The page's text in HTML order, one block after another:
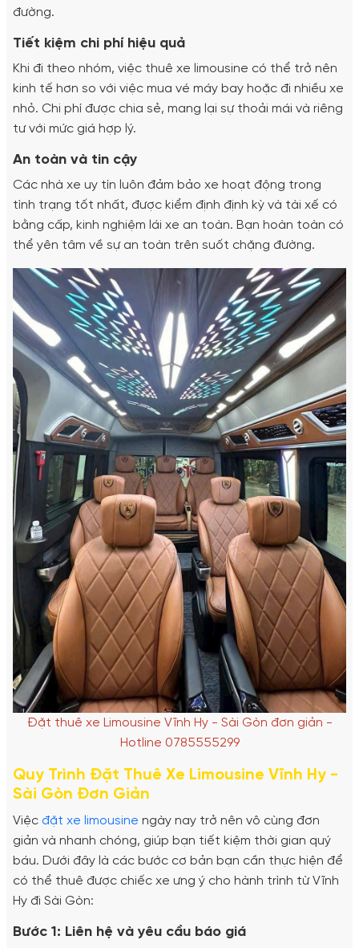
đường.
Tiết kiệm chi phí hiệu quả
Khi đi theo nhóm, việc thuê xe limousine có thể trở nên
kinh tế hơn so với việc mua vé máy bay hoặc đi nhiều xe
nhỏ. Chi phí được chia sẻ, mang lại sự thoải mái và riêng
tư với mức giá hợp lý.
An toàn và tin cậy
Các nhà xe uy tín luôn đảm bảo xe hoạt động trong
tình trạng tốt nhất, được kiểm định định kỳ và tài xế có
bằng cấp, kinh nghiệm lái xe an toàn. Bạn hoàn toàn có
thể yên tâm về sự an toàn trên suốt chặng đường.
Đặt thuê xe Limousine Vĩnh Hy - Sài Gòn đơn giản -
Hotline 0785555299
Quy Trình Đặt Thuê Xe Limousine Vĩnh Hy -
Sài Gòn Đơn Giản
Việc đặt xe limousine ngày nay trở nên vô cùng đơn
giản và nhanh chóng, giúp bạn tiết kiệm thời gian quý
báu. Dưới đây là các bước cơ bản bạn cần thực hiện để
có thể thuê được chiếc xe ưng ý cho hành trình từ Vĩnh
Hy đi Sài Gòn:
Bước 1: Liên hệ và yêu cầu báo giá